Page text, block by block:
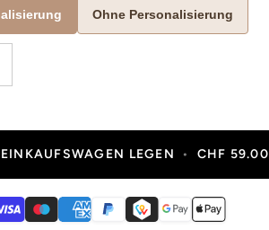
Ohne Personalisierung
LEGEN • CHF 59.00